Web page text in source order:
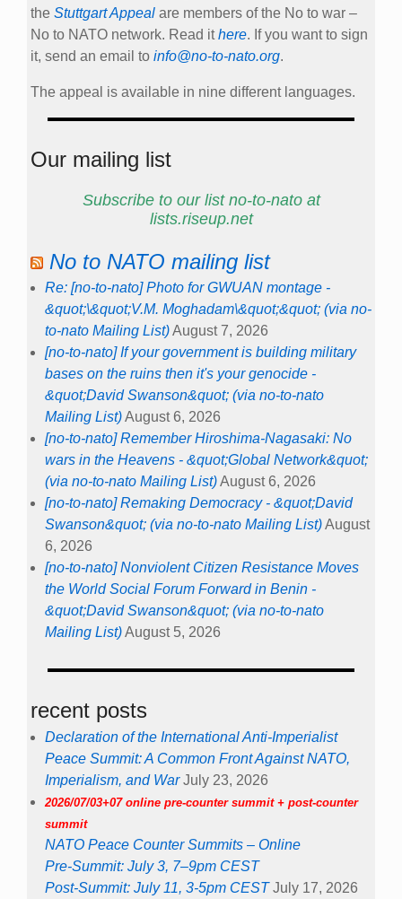
the Stuttgart Appeal are members of the No to war –
No to NATO network. Read ithere. If you want to sign
it, send an email to info@no-to-nato.org.
The appeal is available in nine different languages.
Our mailing list
Subscribe to our list no-to-nato at
lists.riseup.net
No to NATO mailing list
Re: [no-to-nato] Photo for GWUAN montage -
&quot;\&quot;V.M. Moghadam\&quot;&quot; (via no-
to-nato Mailing List)August 7, 2026
[no-to-nato] If your government is building military
bases on the ruins then it's your genocide -
&quot;David Swanson&quot; (via no-to-nato
Mailing List)August 6, 2026
[no-to-nato] Remember Hiroshima-Nagasaki: No
wars in the Heavens - &quot;Global Network&quot;
(via no-to-nato Mailing List)August 6, 2026
[no-to-nato] Remaking Democracy - &quot;David
Swanson&quot; (via no-to-nato Mailing List)August
6, 2026
[no-to-nato] Nonviolent Citizen Resistance Moves
the World Social Forum Forward in Benin -
&quot;David Swanson&quot; (via no-to-nato
Mailing List)August 5, 2026
recent posts
Declaration of the International Anti-Imperialist
Peace Summit: A Common Front Against NATO,
Imperialism, and War July 23, 2026
2026/07/03+07 online pre-counter summit + post-counter
summit
NATO Peace Counter Summits – Online
Pre-Summit: July 3, 7–9pm CEST
Post-Summit: July 11, 3-5pm CEST July 17, 2026